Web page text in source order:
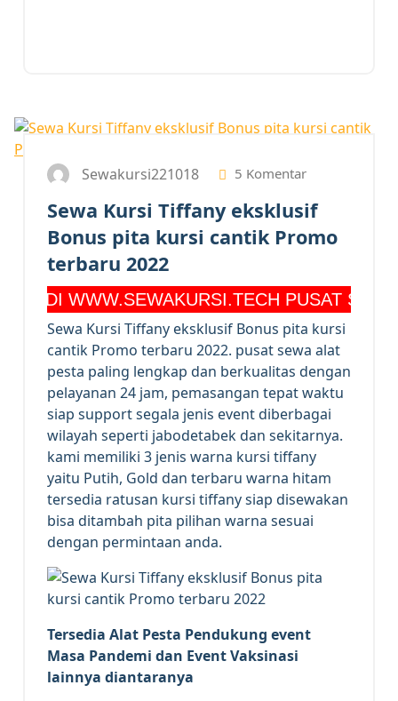
Sewakursi221018 5 Komentar
Sewa Kursi Tiffany eksklusif
Bonus pita kursi cantik Promo
terbaru 2022
PUSAT SEWA
Sewa Kursi Tiffany eksklusif Bonus pita kursi
cantik Promo terbaru 2022. pusat sewa alat
pesta paling lengkap dan berkualitas dengan
pelayanan 24 jam, pemasangan tepat waktu
siap support segala jenis event diberbagai
wilayah seperti jabodetabek dan sekitarnya.
kami memiliki 3 jenis warna kursi tiffany
yaitu Putih, Gold dan terbaru warna hitam
tersedia ratusan kursi tiffany siap disewakan
bisa ditambah pita pilihan warna sesuai
dengan permintaan anda.
Tersedia Alat Pesta Pendukung event
Masa Pandemi dan Event Vaksinasi
lainnya diantaranya